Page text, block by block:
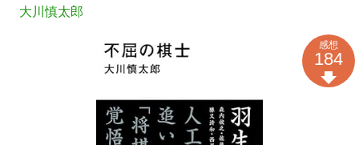
大川慎太郎
感想
184